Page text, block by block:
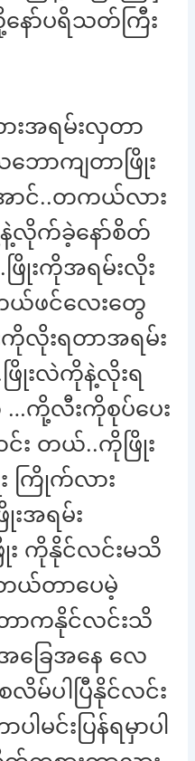
ာ်ပရိသတ်ကြီး
းအရမ်းလှတာ
ောကျတာဖြိုး
င်..တကယ်လား
လိုက်ခဲ့နော်စိတ်
ြိုးကိုအရမ်းလိုး
ယ်ဖင်လေးတွေ
ကိုလိုးရတာအရမ်း
ြိုးလဲကိုနဲ့လိုးရ
ကို့လီးကိုစုပ်ပေး
င်း တယ်..ကိုဖြိုး
ကြိုက်လား
းအရမ်း
ကိုနိုင်လင်းမသိ
တယ်တာပေမဲ့
ာကနိုင်လင်းသိ
အခြေအနေ လေ
ပါပြီနိုင်လင်း
မင်းပြန်ရမှာပါ